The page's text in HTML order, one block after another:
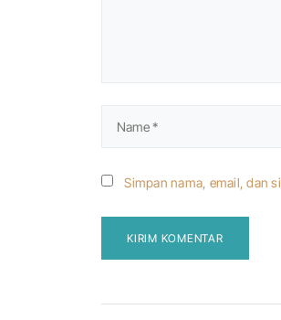
Simpan nama, email, dan